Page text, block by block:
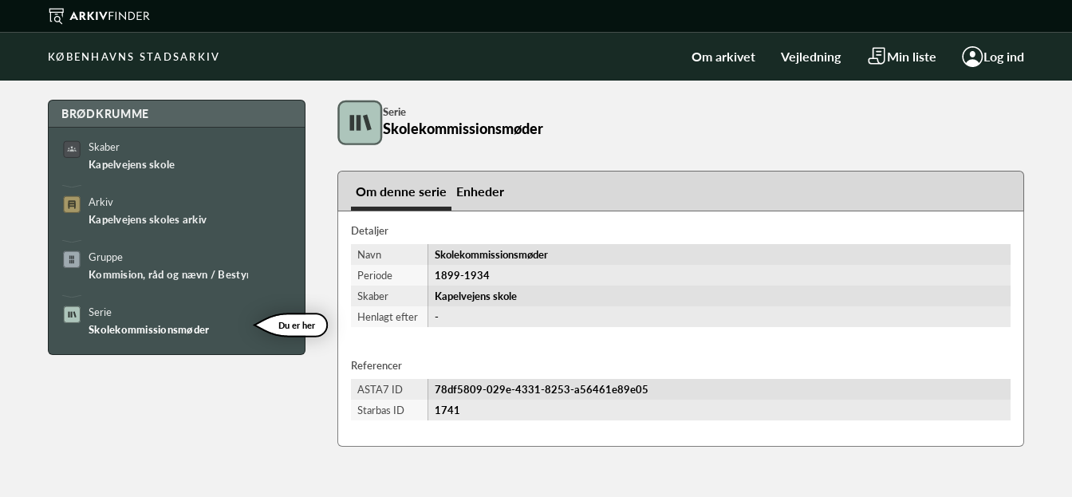
KØBENHAVNS STADSARKIV Om arkivet Vejledning Min liste Log ind
BRØDKRUMME
Skaber
Kapelvejens skole
Arkiv
Kapelvejens skoles arkiv
Gruppe
Kommision, råd og nævn / Bestyrelse
Serie
Skolekommissionsmøder
Du er her
Serie
Skolekommissionsmøder
Om denne serie Enheder
Detaljer
Navn
Skolekommissionsmøder
Periode
1899-​1934
Skaber
Kapelvejens skole
Henlagt efter
-
Referencer
ASTA7 ID
78df5809-029e-4331-8253-a56461e89e05
Starbas ID
1741